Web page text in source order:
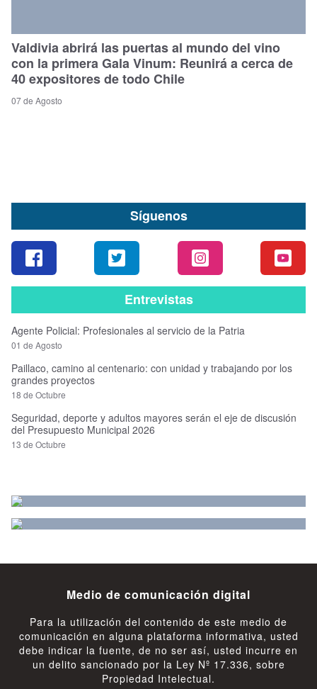
Valdivia abrirá las puertas al mundo del vino
con la primera Gala Vinum: Reunirá a cerca de
40 expositores de todo Chile
07 de Agosto
Síguenos
Entrevistas
Agente Policial: Profesionales al servicio de la Patria
01 de Agosto
Paillaco, camino al centenario: con unidad y trabajando por los
grandes proyectos
18 de Octubre
Seguridad, deporte y adultos mayores serán el eje de discusión
del Presupuesto Municipal 2026
13 de Octubre
Medio de comunicación digital
Para la utilización del contenido de este medio de
comunicación en alguna plataforma informativa, usted
debe indicar la fuente, de no ser así, usted incurre en
un delito sancionado por la Ley Nº 17.336, sobre
Propiedad Intelectual.